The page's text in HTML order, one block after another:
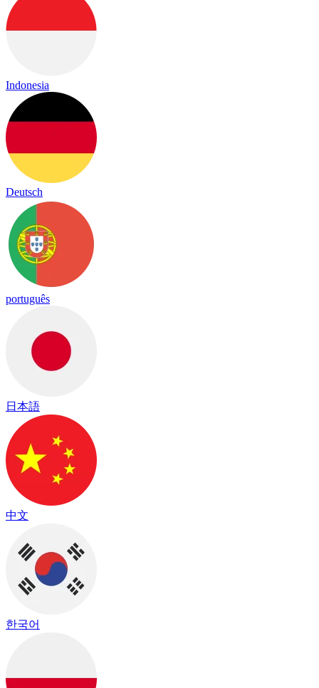
Indonesia
Deutsch
português
日本語
中文
한국어